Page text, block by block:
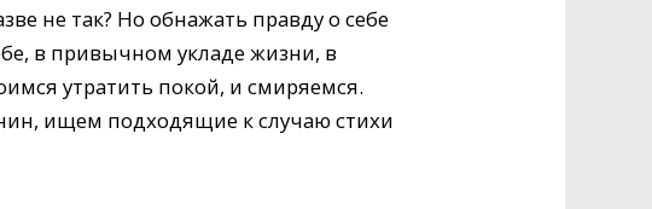
не так? Но обнажать правду о себе
в привычном укладе жизни, в
утратить покой, и смиряемся.
ищем подходящие к случаю стихи